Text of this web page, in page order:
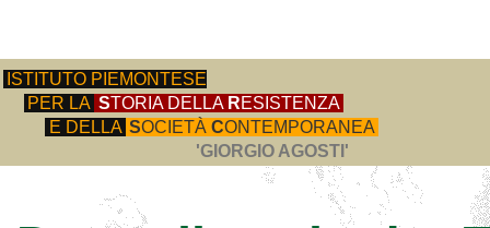
ISTITUTO PIEMONTESE
PER LA STORIA DELLA RESISTENZA
E DELLA SOCIETÀ CONTEMPORANEA
'GIORGIO AGOSTI'